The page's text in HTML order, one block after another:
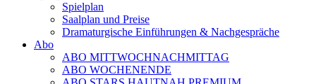
Spielplan
Saalplan und Preise
Dramaturgische Einführungen & Nachgespräche
Abo
ABO MITTWOCHNACHMITTAG
ABO WOCHENENDE